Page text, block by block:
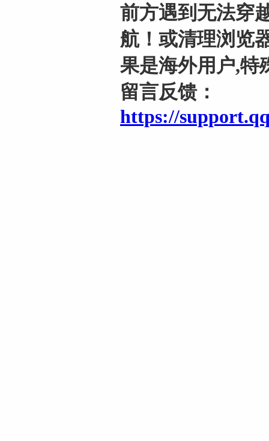
前方遇到无法穿
航！或清理浏览
果是海外用户,特
留言反馈：
https://